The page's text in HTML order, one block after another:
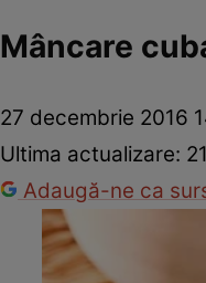
Mâncare
27 decembrie 2016
Ultima actualizare:
Adaugă-ne ca